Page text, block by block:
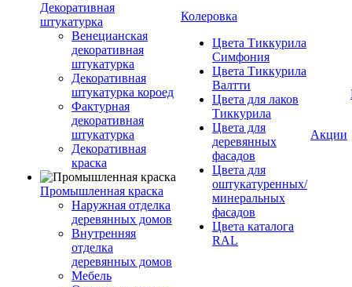
Декоративная
штукатурка
Венецианская
декоративная
штукатурка
Декоративная
штукатурка короед
Фактурная
декоративная
штукатурка
Декоративная
краска
Промышленная краска
Наружная отделка
деревянных домов
Внутренняя
отделка
деревянных домов
Мебель
Колеровка
Цвета Тиккурила
Симфония
Цвета Тиккурила
Валтти
Цвета для лаков
Тиккурила
Цвета для
деревянных
фасадов
Цвета для
оштукатуренных/
минеральных
фасадов
Цвета каталога
RAL
Акции